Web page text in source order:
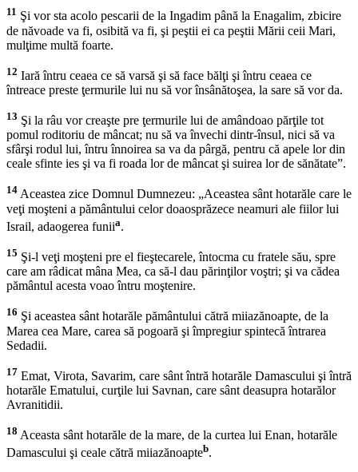
11 Şi vor sta acolo pescarii de la Ingadim până la Enagalim, zbicire
de năvoade va fi, osibită va fi, şi peştii ei ca peştii Mării ceii Mari,
mulţime multă foarte.
12 Iară întru ceaea ce să varsă şi să face bălţi şi întru ceaea ce
întreace preste ţermurile lui nu să vor însânătoşea, la sare să vor da.
13 Şi la râu vor creaşte pre ţermurile lui de amândoao părţile tot
pomul roditoriu de mâncat; nu să va învechi dintr-însul, nici să va
sfârşi rodul lui, întru înnoirea sa va da pârgă, pentru că apele lor din
ceale sfinte ies şi va fi roada lor de mâncat şi suirea lor de sănătate”.
14 Aceastea zice Domnul Dumnezeu: „Aceastea sânt hotarăle care le
veţi moşteni a pământului celor doaosprăzece neamuri ale fiilor lui
Israil, adaogerea funiia.
15 Şi-l veţi moşteni pre el fieştecarele, întocma cu fratele său, spre
care am râdicat mâna Mea, ca să-l dau părinţilor voştri; şi va cădea
pământul acesta voao întru moştenire.
16 Şi aceastea sânt hotarăle pământului cătră miiazănoapte, de la
Marea cea Mare, carea să pogoară şi împregiur spintecă întrarea
Sedadii.
17 Emat, Virota, Savarim, care sânt întră hotarăle Damascului şi întră
hotarăle Ematului, curţile lui Savnan, care sânt deasupra hotarălor
Avranitidii.
18 Aceasta sânt hotarăle de la mare, de la curtea lui Enan, hotarăle
Damascului şi ceale cătră miiazănoapteb.